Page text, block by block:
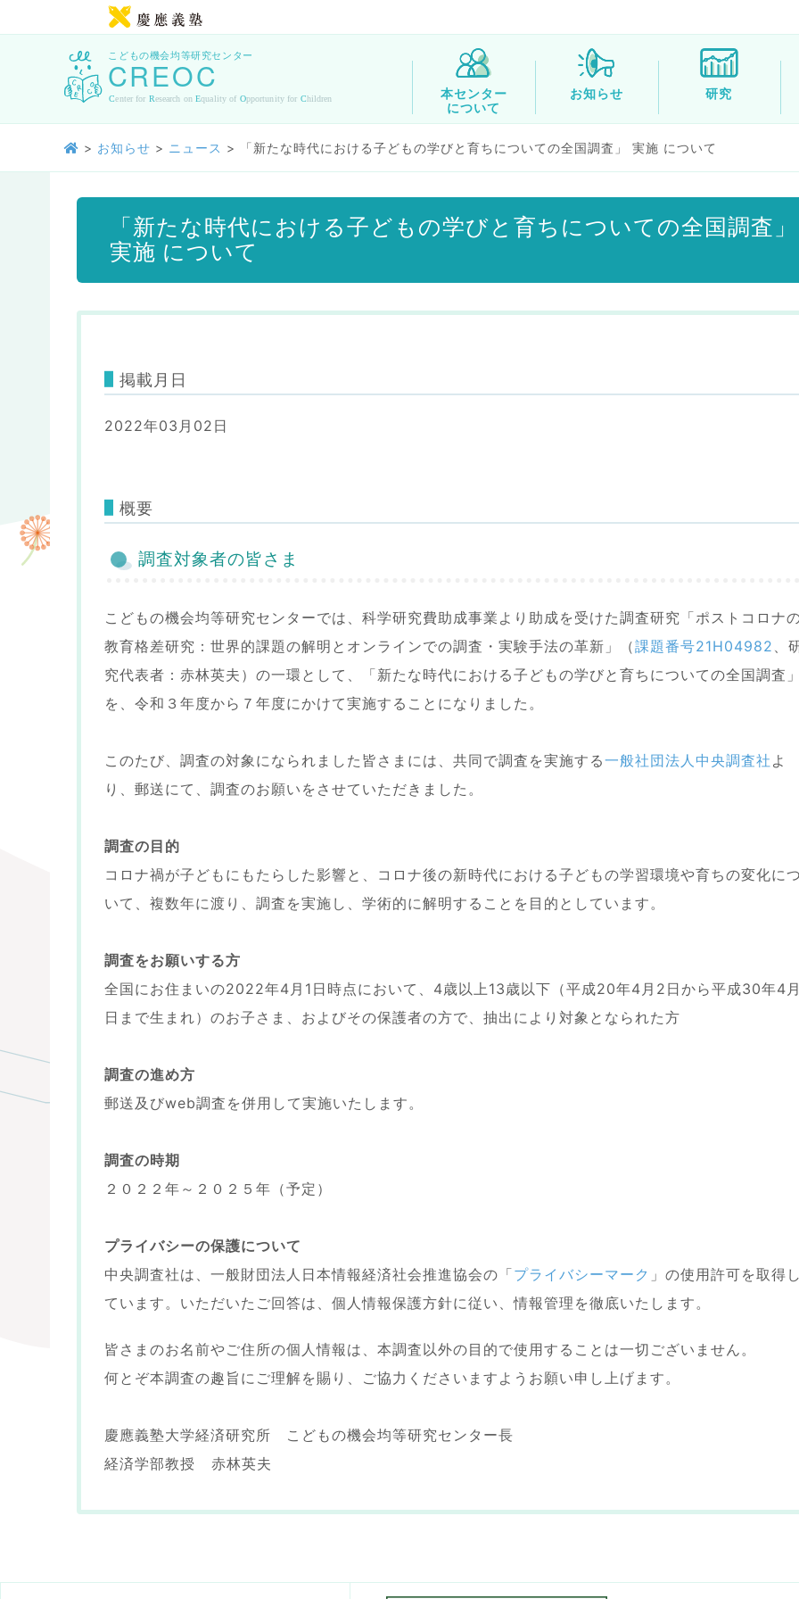
本センター
について
お知らせ 研究
> お知らせ > ニュース > 「新たな時代における子どもの学びと育ちについての全国調査」 実施 について
「新たな時代における子どもの学びと育ちについての全国調査」
実施 について
掲載月日
2022年03月02日
概要
調査対象者の皆さま
こどもの機会均等研究センターでは、科学研究費助成事業より助成を受けた調査研究「ポストコロナ
教育格差研究：世界的課題の解明とオンラインでの調査・実験手法の革新」（課題番号21H04982 、
究代表者：赤林英夫）の一環として、「新たな時代における子どもの学びと育ちについての全国調査
を、令和３年度から７年度にかけて実施することになりました。
このたび、調査の対象になられました皆さまには、共同で調査を実施する一般社団法人中央調査社 よ
り、郵送にて、調査のお願いをさせていただきました。
調査の目的
コロナ禍が子どもにもたらした影響と、コロナ後の新時代における子どもの学習環境や育ちの変化に
いて、複数年に渡り、調査を実施し、学術的に解明することを目的としています。
調査をお願いする方
全国にお住まいの2022年4月1日時点において、4歳以上13歳以下（平成20年4月2日から平成30年4
日まで生まれ）のお子さま、およびその保護者の方で、抽出により対象となられた方
調査の進め方
郵送及びweb調査を併用して実施いたします。
調査の時期
２０２２年～２０２５年（予定）
プライバシーの保護について
中央調査社は、一般財団法人日本情報経済社会推進協会の「プライバシーマーク 」の使用許可を取得
ています。いただいたご回答は、個人情報保護方針に従い、情報管理を徹底いたします。
皆さまのお名前やご住所の個人情報は、本調査以外の目的で使用することは一切ございません。
何とぞ本調査の趣旨にご理解を賜り、ご協力くださいますようお願い申し上げます。
慶應義塾大学経済研究所 こどもの機会均等研究センター長
経済学部教授 赤林英夫